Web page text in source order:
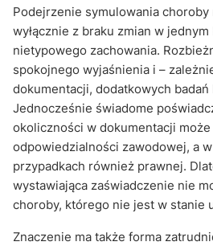
Podejrzenie symulowania
wyłącznie z braku zmian w
nietypowego zachowania.
spokojnego wyjaśnienia i –
dokumentacji, dodatkowych
Jednocześnie świadome
okoliczności w dokumentacji
odpowiedzialności zawodowej, a
przypadkach również prawnej.
wystawiająca zaświadczenie nie
choroby, którego nie jest w stanie
Znaczenie ma także forma